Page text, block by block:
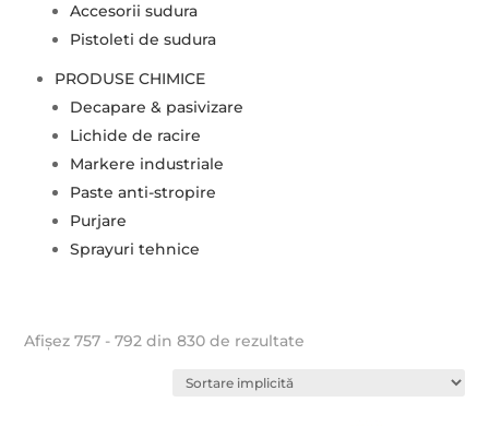
Accesorii sudura
Pistoleti de sudura
PRODUSE CHIMICE
Decapare & pasivizare
Lichide de racire
Markere industriale
Paste anti-stropire
Purjare
Sprayuri tehnice
Afișez 757 - 792 din 830 de rezultate